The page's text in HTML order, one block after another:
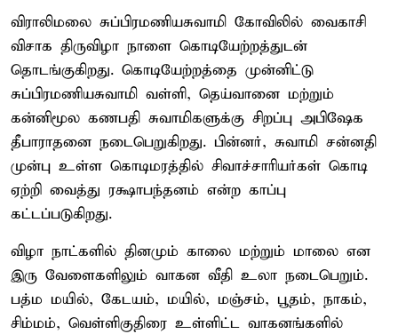
விராலிமலை சுப்பிரமணியசுவாமி கோவிலில் வைகாசி
விசாக திருவிழா நாளை கொடியேற்றத்துடன்
தொடங்குகிறது. கொடியேற்றத்தை முன்னிட்டு
சுப்பிரமணியசுவாமி வள்ளி, தெய்வானை மற்றும்
கன்னிமூல கணபதி சுவாமிகளுக்கு சிறப்பு அபிஷேக
தீபாராதனை நடைபெறுகிறது. பின்னர், சுவாமி சன்னதி
முன்பு உள்ள கொடிமரத்தில் சிவாச்சாரியர்கள் கொடி
ஏற்றி வைத்து ரக்ஷாபந்தனம் என்ற காப்பு
கட்டப்படுகிறது.
விழா நாட்களில் தினமும் காலை மற்றும் மாலை என
இரு வேளைகளிலும் வாகன வீதி உலா நடைபெறும்.
பத்ம மயில், கேடயம், மயில், மஞ்சம், பூதம், நாகம்,
சிம்மம், வெள்ளிகுதிரை உள்ளிட்ட வாகனங்களில்